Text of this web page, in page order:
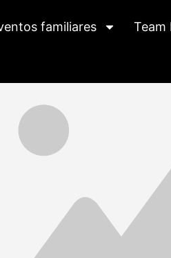
familiares Team